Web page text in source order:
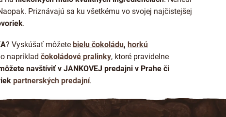
Priznávajú sa ku všetkému vo svojej najčistejšej
.
? Vyskúšať môžete bielu čokoládu, horkú
napríklad čokoládové pralinky, ktoré pravidelne
navštíviť v JANKOVEJ predajni v Prahe či
partnerských predajní.